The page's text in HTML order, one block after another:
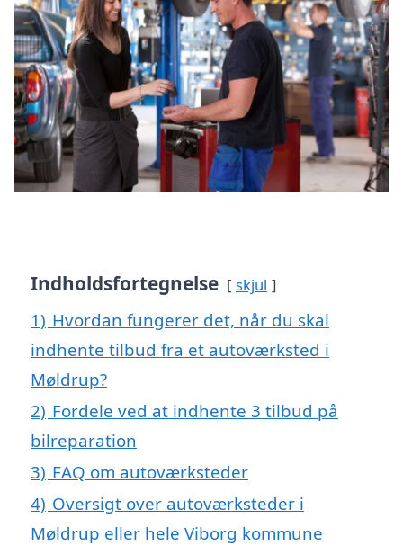
Indholdsfortegnelse skjul
1) Hvordan fungerer det, når du skal
indhente tilbud fra et autoværksted i
Møldrup?
2) Fordele ved at indhente 3 tilbud på
bilreparation
3) FAQ om autoværksteder
4) Oversigt over autoværksteder i
Møldrup eller hele Viborg kommune